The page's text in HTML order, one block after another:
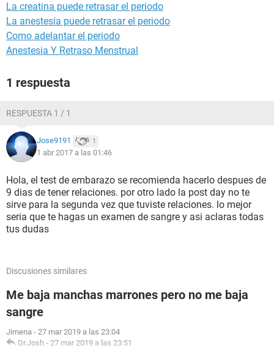
La creatina puede retrasar el periodo
La anestesia puede retrasar el periodo
Como adelantar el periodo
Anestesia Y Retraso Menstrual
1 respuesta
RESPUESTA 1 / 1
Jose9191 1
1 abr 2017 a las 01:46
Hola, el test de embarazo se recomienda hacerlo despues de
9 dias de tener relaciones. por otro lado la post day no te
sirve para la segunda vez que tuviste relaciones. lo mejor
seria que te hagas un examen de sangre y asi aclaras todas
tus dudas
Discusiones similares
Me baja manchas marrones pero no me baja
sangre
Jimena - 27 mar 2019 a las 23:04
Dr.Josh - 27 mar 2019 a las 23:51